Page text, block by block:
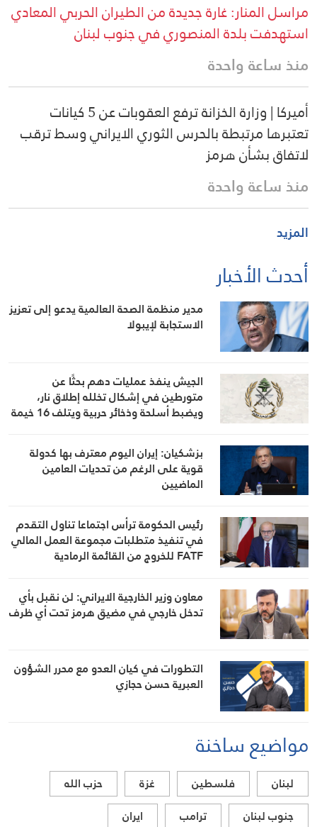
مراسل المنار: غارة جديدة من الطيران الحربي المعادي
استهدفت بلدة المنصوري في جنوب لبنان
منذ ساعة واحدة
أميركا | وزارة الخزانة ترفع العقوبات عن 5 كيانات
تعتبرها مرتبطة بالحرس الثوري الايراني وسط ترقب
لاتفاق بشأن هرمز
منذ ساعة واحدة
المزيد
أحدث الأخبار
مدير منظمة الصحة العالمية يدعو إلى تعزيز
الاستجابة لإيبولا
الجيش ينفذ عمليات دهم بحثًا عن
متورطين في إشكال تخلله إطلاق نار،
ويضبط أسلحة وذخائر حربية ويتلف 16 خيمة
بزشكيان: إيران اليوم معترف بها كدولة
قوية على الرغم من تحديات العامين
الماضيين
رئيس الحكومة ترأس اجتماعا تناول التقدم
في تنفيذ متطلبات مجموعة العمل المالي
FATF للخروج من القائمة الرمادية
معاون وزير الخارجية الايراني: لن نقبل بأي
تدخل خارجي في مضيق هرمز تحت أي ظرف
التطورات في كيان العدو مع محرر الشؤون
العبرية حسن حجازي
مواضيع ساخنة
لبنان فلسطين غزة
حزب الله
جنوب لبنان
ترامب
ايران